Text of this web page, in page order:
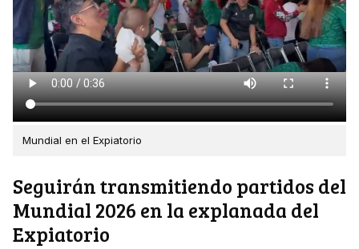
Mundial en el Expiatorio
Seguirán transmitiendo partidos del
Mundial 2026 en la explanada del
Expiatorio